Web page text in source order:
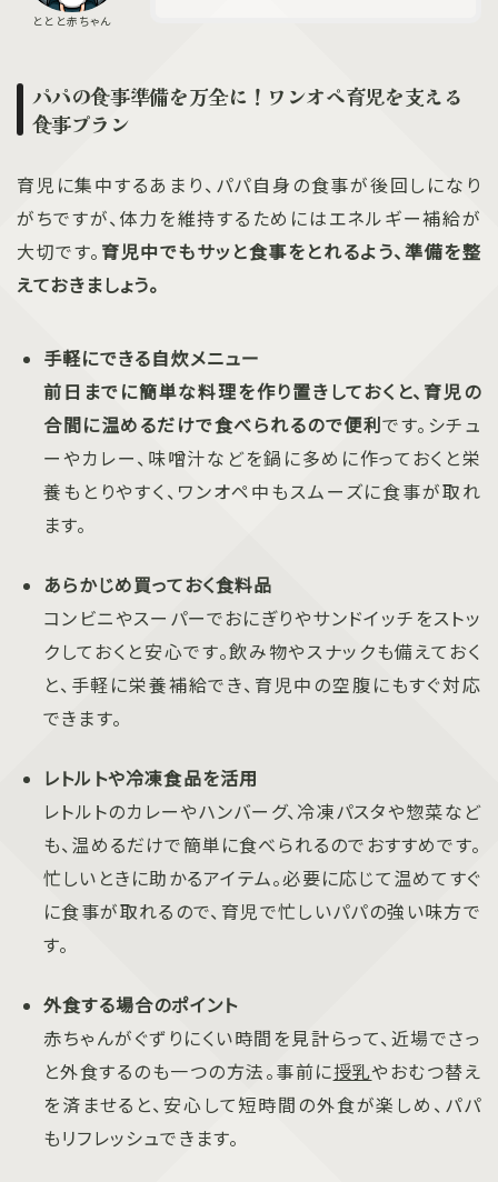
パパの食事準備を万全に！ワンオペ育児を支える
食事プラン
育児に集中するあまり、パパ自身の食事が後回しになり
がちですが、体力を維持するためにはエネルギー補給が
大切です。 育児中でもサッと食事をとれるよう、準備を整
えておきましょう。
手軽にできる自炊メニュー
前日までに簡単な料理を作り置きしておくと、育児の
合間に温めるだけで食べられるので便利です。シチュ
ーやカレー、味噌汁などを鍋に多めに作っておくと栄
養もとりやすく、ワンオペ中もスムーズに食事が取れ
ます。
あらかじめ買っておく食料品
コンビニやスーパーでおにぎりやサンドイッチをストッ
クしておくと安心です。飲み物やスナックも備えておく
と、手軽に栄養補給でき、育児中の空腹にもすぐ対応
できます。
レトルトや冷凍食品を活用
レトルトのカレーやハンバーグ、冷凍パスタや惣菜など
も、温めるだけで簡単に食べられるのでおすすめです。
忙しいときに助かるアイテム。必要に応じて温めてすぐ
に食事が取れるので、育児で忙しいパパの強い味方で
す。
外食する場合のポイント
赤ちゃんがぐずりにくい時間を見計らって、近場でさっ
と外食するのも一つの方法。事前に授乳やおむつ替え
を済ませると、安心して短時間の外食が楽しめ、パパ
もリフレッシュできます。